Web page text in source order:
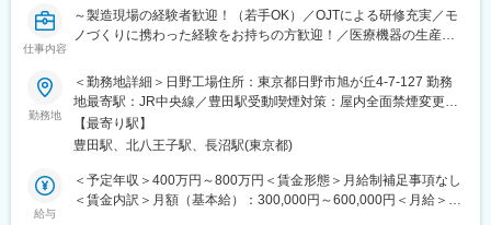
ーバルポジションへのステップアップも可能です。
究を支える社会的意義の高いポジションです。
変更の範囲：会社の定める業務
■組織構成
■業務の魅力
世界最大級の解析基盤を活用し、国内外の最先端研究に直接貢
献。語学力を活かしグローバルな視点での活躍も可能です。
■教育体制
入社後は製品や技術の研修を充実させ、OJTやグローバルチーム
仕事内容
～製造現場の経験者歓迎！（若手OK）／OJTによる研修充実／モ
ノづくりに携わった経験をお持ちの方歓迎！／医療機器の生産を
【業務概要】
医療機器メーカーの当社で製造ラインリーダー（製造スペシャリ
スト）として業務をお任せします。
単なる製造ラインでの作業・スタッフの管理だけではなく、生産
ラインの管理をメインにお任せします。
勤務地
＜勤務地詳細＞日野工場住所：東京都日野市旭が丘4-7-127 勤務
地最寄駅：JR中央線／豊田駅受動喫煙対策：屋内全面禁煙変更の
範囲：会社の定める事業所（リモートワーク含む）
【最寄り駅】
豊田駅、北八王子駅、長沼駅(東京都)
給与
＜予定年収＞400万円～800万円＜賃金形態＞月給制補足事項なし
＜賃金内訳＞月額（基本給）：300,000円～600,000円＜月給＞